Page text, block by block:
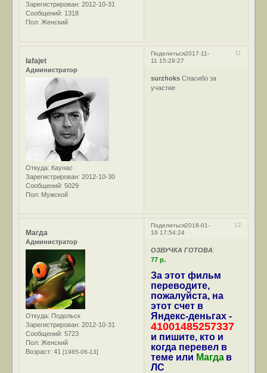
Зарегистрирован: 2012-10-31
Сообщений: 1318
Пол: Женский
Поделиться 11
2017-11-
11 15:29:27
lafajet
Администратор
Откуда: Каунас
Зарегистрирован: 2012-10-30
Сообщений: 5029
Пол: Мужской
surzhoks Спасибо за
участие
Поделиться 12
2018-01-
16 17:54:24
Магда
Администратор
Откуда: Подольск
Зарегистрирован: 2012-10-31
Сообщений: 5723
Пол: Женский
Возраст: 41[1985-06-13]
ОЗВУЧКА ГОТОВА:
77 р.
За этот фильм
переводите,
пожалуйста, на
этот счет в
Яндекс-деньгах -
41001485257337
и пишите, кто и
когда перевел в
теме или Магда в
ЛС